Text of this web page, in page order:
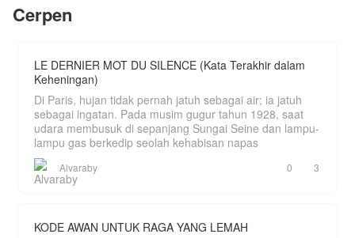
syarat mutlak: Dilarang saling jatuh
cinta.Mampukah Arini bertahan menghadapi sikap
sama? Ataukah pernikahan pura-pura ini justru
akan mencairkan hati sang es kutub utara yang
selama ini membeku?
Cerpen
LE DERNIER MOT DU SILENCE (Kata Terakhir dalam
Keheningan)
Di Paris, hujan tidak pernah jatuh sebagai air; ia jatuh
sebagai ingatan. Pada musim gugur tahun 1928, saat
udara membusuk di sepanjang Sungai Seine dan lampu-
lampu gas berkedip seolah kehabisan napas
Alvaraby 0 3
KODE AWAN UNTUK RAGA YANG LEMAH